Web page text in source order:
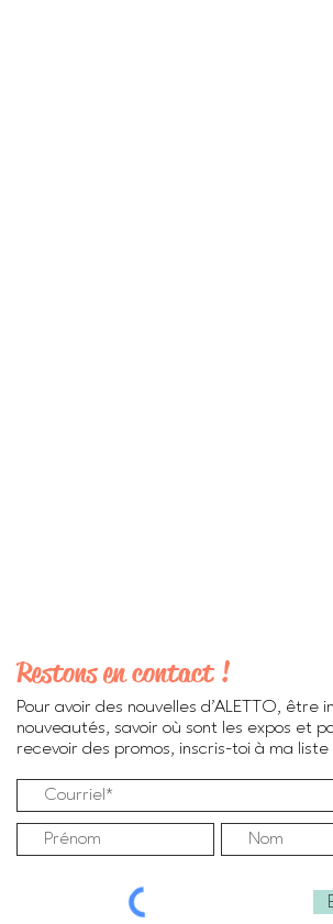
Restons en contact !
Pour avoir des nouvelles d'ALETTO, être
nouveautés, savoir où sont les expos et
recevoir des promos, inscris-toi à ma liste